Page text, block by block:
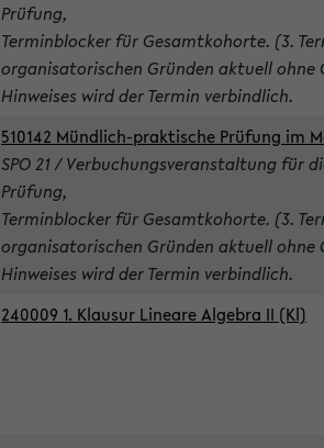
Prüfung,
Terminblocker für Gesamtkohorte. (3.
organisatorischen Gründen aktuell ohne
Hinweises wird der Termin verbindlich.
510142 Mündlich-praktische Prüfung im
SPO 21 / Verbuchungsveranstaltung für
Prüfung,
Terminblocker für Gesamtkohorte. (3.
organisatorischen Gründen aktuell ohne
Hinweises wird der Termin verbindlich.
240009 1. Klausur Lineare Algebra II (Kl)